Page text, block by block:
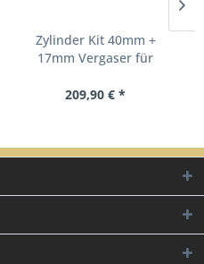
Zylinder Kit 40mm +
17mm Vergaser für
209,90 € *